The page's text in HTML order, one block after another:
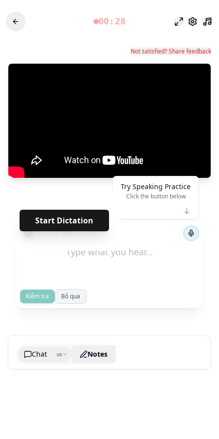
00:28 Chế độ tập
Cài đặt
Not satisfied? Share feedback
Start Dictation
** · · · · · · · · · · · · · · · ·
← 1/158 →
Try Speaking Practice
Click the button below
Kiểm tra Bỏ qua
Chat us Notes